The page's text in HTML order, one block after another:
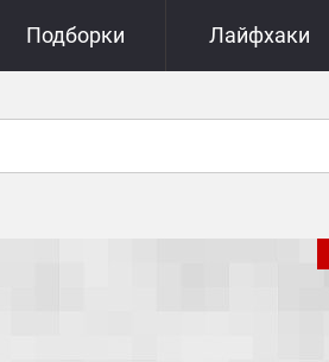
Подборки Лайфхаки